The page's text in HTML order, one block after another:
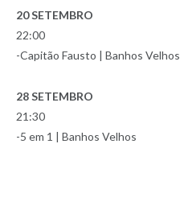
20 SETEMBRO
22:00
-Capitão Fausto | Banhos Velhos
28 SETEMBRO
21:30
-5 em 1 | Banhos Velhos